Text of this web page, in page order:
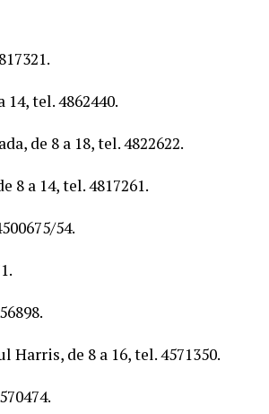
tel. 4862440.
de 8 a 18, tel. 4822622.
a 14, tel. 4817261.
54.
de 8 a 16, tel. 4571350.